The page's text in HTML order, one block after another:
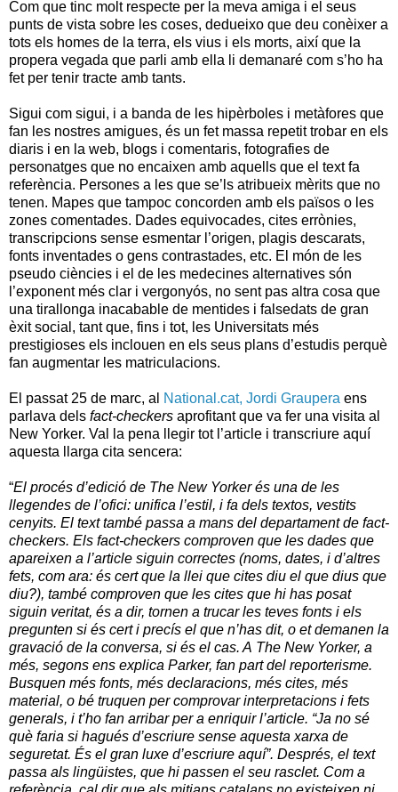
Com que tinc molt respecte per la meva amiga i el seus
punts de vista sobre les coses, dedueixo que deu conèixer a
tots els homes de la terra, els vius i els morts, així que la
propera vegada que parli amb ella li demanaré com s’ho ha
fet per tenir tracte amb tants.
Sigui com sigui, i a banda de les hipèrboles i metàfores que
fan les nostres amigues, és un fet massa repetit trobar en els
diaris i en la web, blogs i comentaris, fotografies de
personatges que no encaixen amb aquells que el text fa
referència. Persones a les que se’ls atribueix mèrits que no
tenen. Mapes que tampoc concorden amb els països o les
zones comentades. Dades equivocades, cites errònies,
transcripcions sense esmentar l’origen, plagis descarats,
fonts inventades o gens contrastades, etc. El món de les
pseudo ciències i el de les medecines alternatives són
l’exponent més clar i vergonyós, no sent pas altra cosa que
una tirallonga inacabable de mentides i falsedats de gran
èxit social, tant que, fins i tot, les Universitats més
prestigioses els inclouen en els seus plans d’estudis perquè
fan augmentar les matriculacions.
El passat 25 de marc, al National.cat, Jordi Graupera ens
parlava dels fact-checkers aprofitant que va fer una visita al
New Yorker. Val la pena llegir tot l’article i transcriure aquí
aquesta llarga cita sencera:
“El procés d’edició de The New Yorker és una de les
llegendes de l’ofici: unifica l’estil, i fa dels textos, vestits
cenyits. El text també passa a mans del departament de fact-
checkers. Els fact-checkers comproven que les dades que
apareixen a l’article siguin correctes (noms, dates, i d’altres
fets, com ara: és cert que la llei que cites diu el que dius que
diu?), també comproven que les cites que hi has posat
siguin veritat, és a dir, tornen a trucar les teves fonts i els
pregunten si és cert i precís el que n’has dit, o et demanen la
gravació de la conversa, si és el cas. A The New Yorker, a
més, segons ens explica Parker, fan part del reporterisme.
Busquen més fonts, més declaracions, més cites, més
material, o bé truquen per comprovar interpretacions i fets
generals, i t’ho fan arribar per a enriquir l’article. “Ja no sé
què faria si hagués d’escriure sense aquesta xarxa de
seguretat. És el gran luxe d’escriure aquí”. Després, el text
passa als lingüistes, que hi passen el seu rasclet. Com a